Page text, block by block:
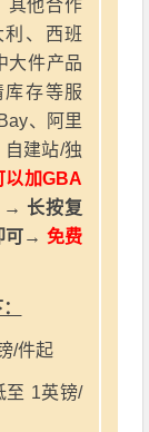
其他合作
、西班
大件产品
存等服
、阿里
建站/独
以加GBA
→ 长按复
可→ 免费
/件起
至 1英镑/